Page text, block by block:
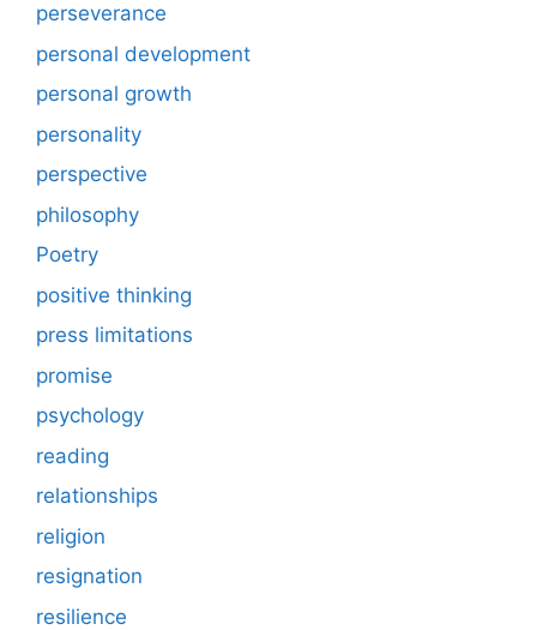
perseverance
personal development
personal growth
personality
perspective
philosophy
Poetry
positive thinking
press limitations
promise
psychology
reading
relationships
religion
resignation
resilience